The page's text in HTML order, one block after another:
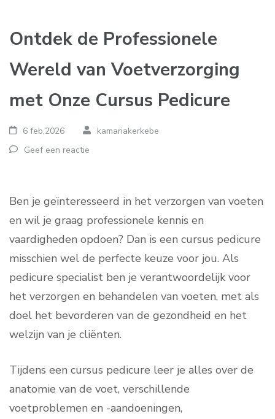
Ontdek de Professionele
Wereld van Voetverzorging
met Onze Cursus Pedicure
6 feb,2026
kamariakerkebe
Geef een reactie
Ben je geïnteresseerd in het verzorgen van voeten
en wil je graag professionele kennis en
vaardigheden opdoen? Dan is een cursus pedicure
misschien wel de perfecte keuze voor jou. Als
pedicure specialist ben je verantwoordelijk voor
het verzorgen en behandelen van voeten, met als
doel het bevorderen van de gezondheid en het
welzijn van je cliënten.
Tijdens een cursus pedicure leer je alles over de
anatomie van de voet, verschillende
voetproblemen en -aandoeningen,